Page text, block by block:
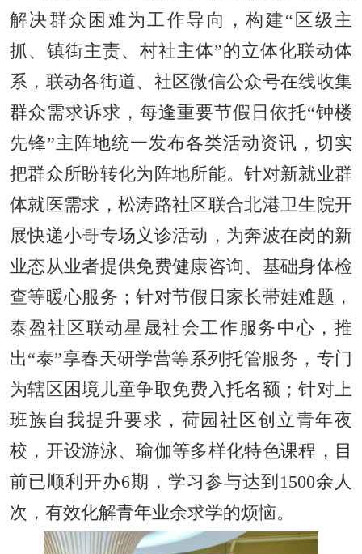
解决群众困难为工作导向，构建“区级主
抓、镇街主责、村社主体”的立体化联动体
系，联动各街道、社区微信公众号在线收集
群众需求诉求，每逢重要节假日依托“钟楼
先锋”主阵地统一发布各类活动资讯，切实
把群众所盼转化为阵地所能。针对新就业群
体就医需求，松涛路社区联合北港卫生院开
展快递小哥专场义诊活动，为奔波在岗的新
业态从业者提供免费健康咨询、基础身体检
查等暖心服务；针对节假日家长带娃难题，
泰盈社区联动星晟社会工作服务中心，推
出“泰”享春天研学营等系列托管服务，专门
为辖区困境儿童争取免费入托名额；针对上
班族自我提升要求，荷园社区创立青年夜
校，开设游泳、瑜伽等多样化特色课程，目
前已顺利开办6期，学习参与达到1500余人
次，有效化解青年业余求学的烦恼。